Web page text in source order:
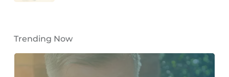
Trending Now